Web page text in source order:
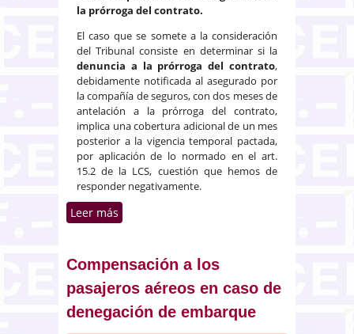
la prórroga del contrato.
El caso que se somete a la consideración
del Tribunal consiste en determinar si la
denuncia a la prórroga del contrato,
debidamente notificada al asegurado por
la compañía de seguros, con dos meses de
antelación a la prórroga del contrato,
implica una cobertura adicional de un mes
posterior a la vigencia temporal pactada,
por aplicación de lo normado en el art.
15.2 de la LCS, cuestión que hemos de
responder negativamente.
Leer más
implica la cobertura adicional de
Compensación a los
pasajeros aéreos en caso de
denegación de embarque